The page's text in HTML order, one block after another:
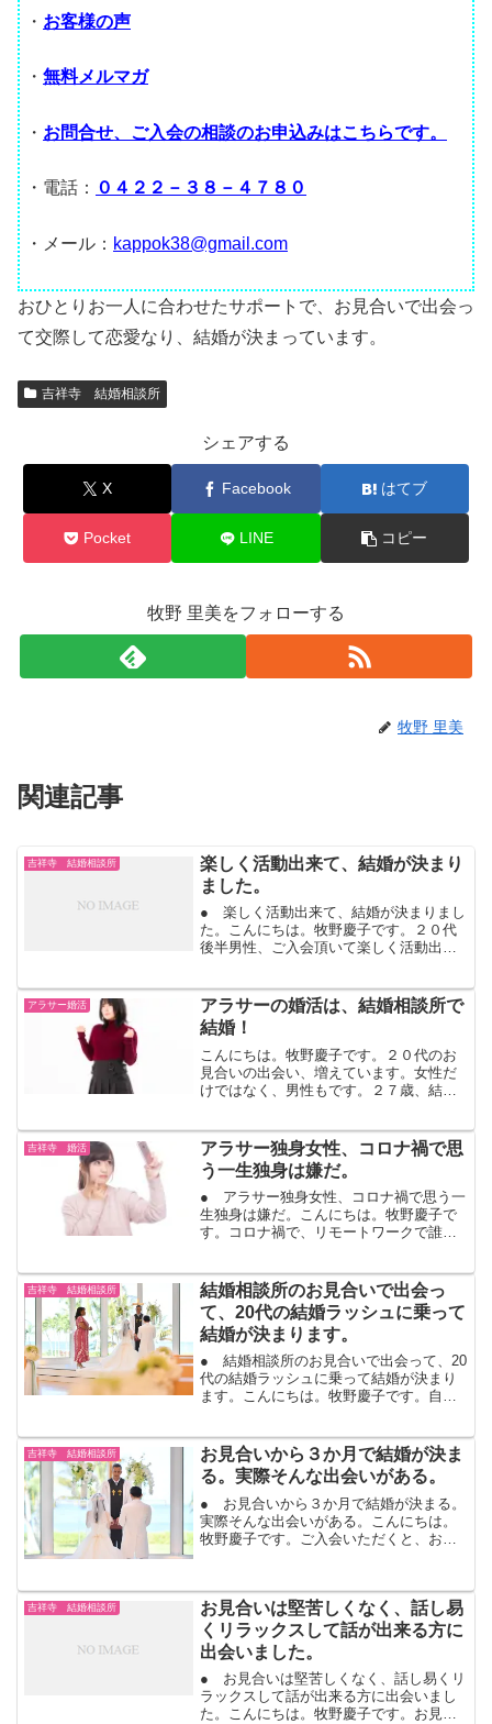
・ お客様の声
・ 無料メルマガ
・ お問合せ、ご入会の相談のお申込みはこちらです。
・電話： ０４２２－３８－４７８０
・メール： kappok38@gmail.com
おひとりお一人に合わせたサポートで、お見合いで出会っ
て交際して恋愛なり、結婚が決まっています。
吉祥寺 結婚相談所
シェアする
X Facebook はてブ
Pocket LINE コピー
牧野 里美をフォローする
牧野 里美
関連記事
吉祥寺 結婚相談所
楽しく活動出来て、結婚が決まり
ました。
● 楽しく活動出来て、結婚が決まりまし
た。こんにちは。牧野慶子です。２０代
後半男性、ご入会頂いて楽しく活動出来
活動してから、充実した毎日を送れまし
たと感想を頂きました。...
アラサー婚活
アラサーの婚活は、結婚相談所で
結婚！
こんにちは。牧野慶子です。２０代のお
見合いの出会い、増えています。女性だ
けではなく、男性もです。２７歳、結婚
したい！ここから、出会って恋愛になっ
て、そして、また相手との...
吉祥寺 婚活
アラサー独身女性、コロナ禍で思
う一生独身は嫌だ。
● アラサー独身女性、コロナ禍で思う一
生独身は嫌だ。こんにちは。牧野慶子で
す。コロナ禍で、リモートワークで誰と
う。９割どころか、１００％に近いほ
ど、人と接しないと孤独...
吉祥寺 結婚相談所
結婚相談所のお見合いで出会っ
て、20代の結婚ラッシュに乗って
結婚が決まります。
● 結婚相談所のお見合いで出会って、20
代の結婚ラッシュに乗って結婚が決まり
ます。こんにちは。牧野慶子です。自然
ば、女性がすぐに結婚をしたいと思って
いても、男性が仕事が...
吉祥寺 結婚相談所
お見合いから３か月で結婚が決ま
る。実際そんな出会いがある。
● お見合いから３か月で結婚が決まる。
実際そんな出会いがある。こんにちは。
牧野慶子です。ご入会いただくと、お見
たいかどうかです。今まで出会いがなか
った人も、お見合いで出...
吉祥寺 結婚相談所
お見合いは堅苦しくなく、話し易
くリラックスして話が出来る方に
出会いました。
● お見合いは堅苦しくなく、話し易くリ
ラックスして話が出来る方に出会いまし
た。こんにちは。牧野慶子です。お見合